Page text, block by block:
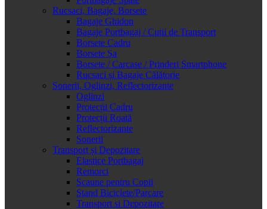
Rucsaci, Bagaje, Borsete
Bagaje Ghidon
Bagaje Portbagaj / Cutii de Transport
Borsete Cadru
Borsete Șa
Borsete / Carcase / Prinderi Smartphone
Rucsaci și Bagaje Călătorie
Sonerii, Oglinzi, Reflectorizante
Oglinzi
Protecții Cadru
Protecții Roată
Reflectorizante
Sonerii
Transport și Depozitare
Elastice Portbagaj
Remorci
Scaune pentru Copii
Stand Biciclete/Parcare
Transport si Depozitare